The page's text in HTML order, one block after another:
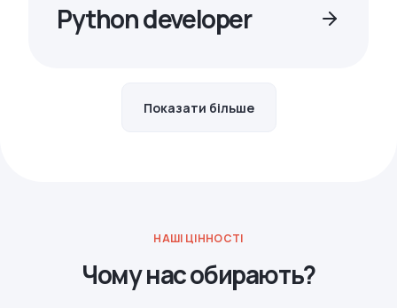
Python developer
Показати більше
НАШІ ЦІННОСТІ
Чому нас обирають?